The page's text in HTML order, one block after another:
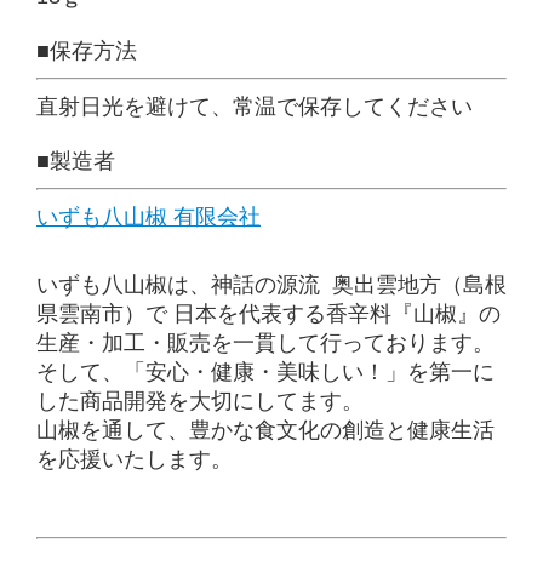
■保存方法
直射日光を避けて、常温で保存してください
■製造者
いずも八山椒 有限会社
いずも八山椒は、神話の源流 奥出雲地方（島根
県雲南市）で 日本を代表する香辛料『山椒』の
生産・加工・販売を一貫して行っております。
そして、「安心・健康・美味しい！」を第一に
した商品開発を大切にしてます。
山椒を通して、豊かな食文化の創造と健康生活
を応援いたします。